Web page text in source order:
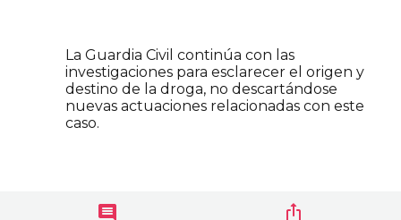
La Guardia Civil continúa con las
investigaciones para esclarecer el origen y
destino de la droga, no descartándose
nuevas actuaciones relacionadas con este
caso.